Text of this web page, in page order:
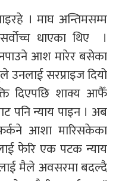
। माघ अन्तिमसम्म
धाएका थिए ।
आश मारेर बसेका
उनलाई सरप्राइज दियो
दिएपछि शाक्य आफैँ
पनि न्याय पाइन । अब
आशा मारिसकेका
फेरि एक पटक न्याय
मैले अवसरमा बदल्दै